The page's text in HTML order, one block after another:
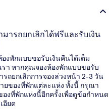
มารถยกเลิกได้ฟรีและรับเงิน
องพักแบบขอรับเงินคืนได้เต็ม
รา หากคุณจองห้องพักแบบขอรับ
ถยกเลิกการจองล่วงหน้า 2-3 วัน
ยของที่พักแต่ละแห่ง ทั้งนี้ กรุณา
งที่พักแห่งนี้อีกครั้งเพื่อดูข้อกำหนด
อียด